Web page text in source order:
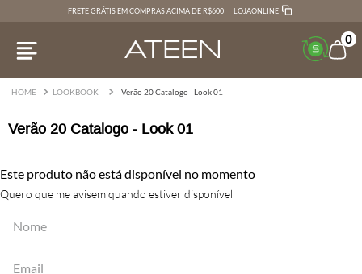
FRETE GRÁTIS EM COMPRAS ACIMA DE R$600 LOJAONLINE
0
LOOKBOOK Verão 20 Catalogo - Look 01
Verão 20 Catalogo - Look 01
Este produto não está disponível no momento
Quero que me avisem quando estiver disponível